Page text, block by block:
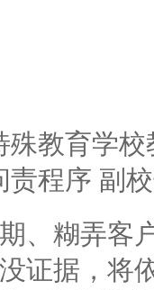
殊教育学
责程序 副
、糊弄客
证据，将